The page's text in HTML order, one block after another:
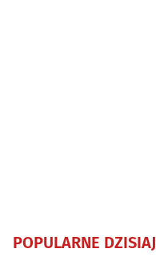
POPULARNE DZISIAJ